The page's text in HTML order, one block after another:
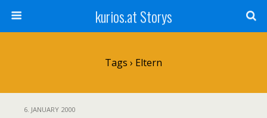
kurios.at Storys
Tags › Eltern
6. JANUARY 2000